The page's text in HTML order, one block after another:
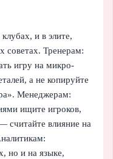
и в элите,
советах. Тренерам:
игру на микро-
а не копируйте
Менеджерам:
ищите игроков,
считайте влияние на
но и на языке,